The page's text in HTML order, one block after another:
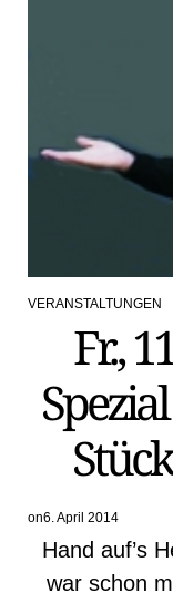
POSTED
VERANSTALTUNGEN
Fr.,
on6. April 2014
Hand auf’s
war schon